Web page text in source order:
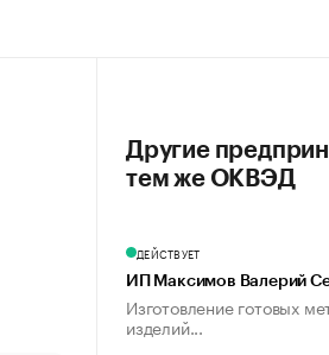
Другие
тем же ОКВЭД
ДЕЙСТВУЕТ
ИП Максимов Валерий
Изготовление готовых
изделий...